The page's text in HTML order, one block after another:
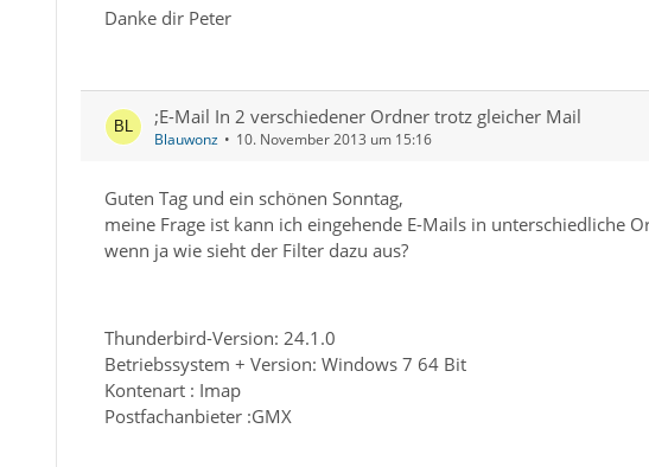
Danke dir Peter
;E-Mail In 2 verschiedener Ordner trotz gleicher Mail
Blauwonz 10. November 2013 um 15:16
Guten Tag und ein schönen Sonntag,
meine Frage ist kann ich eingehende E-Mails in unterschiedliche
wenn ja wie sieht der Filter dazu aus?
Thunderbird-Version: 24.1.0
Betriebssystem + Version: Windows 7 64 Bit
Kontenart : Imap
Postfachanbieter :GMX